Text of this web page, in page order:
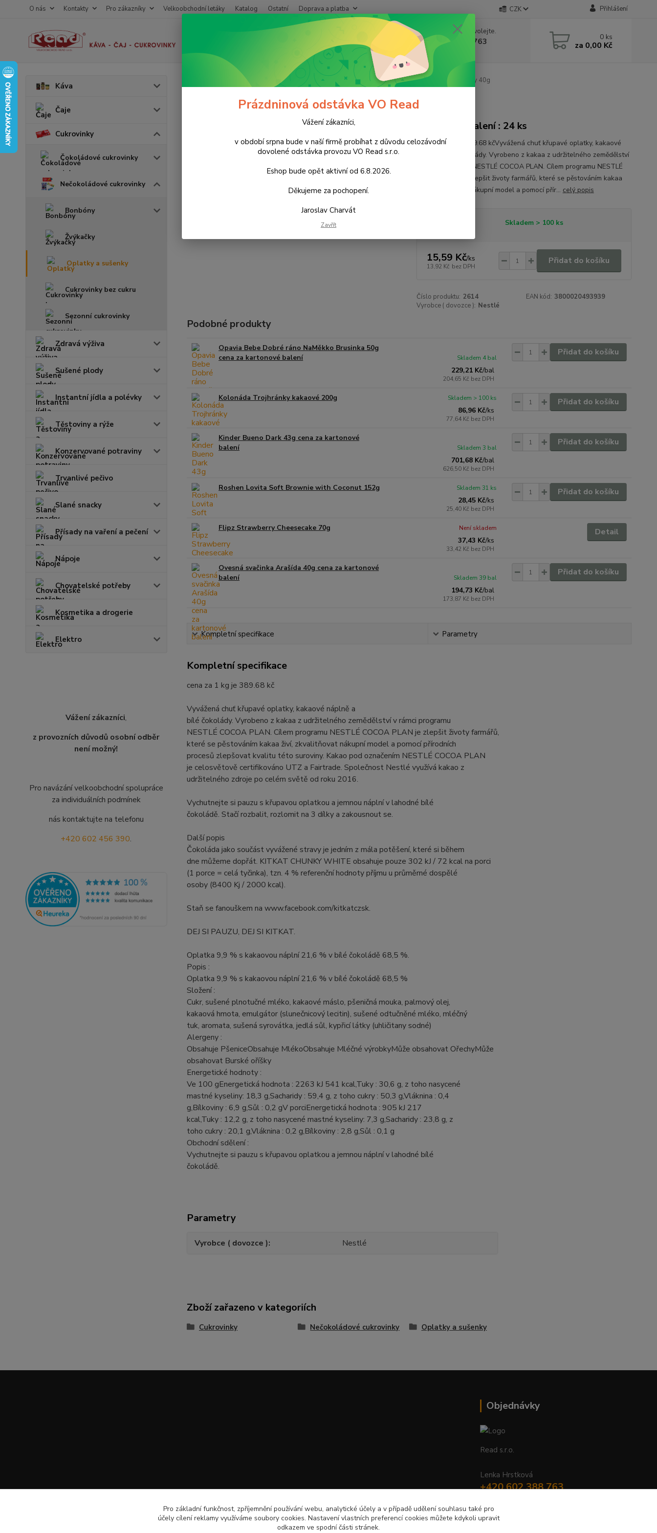
O nás Kontakty Pro zákazníky Velkoobchodní letáky Katalog Ostatní Doprava a platba CZK Přihlášení
Nevíte si rady? Zavolejte.
+420 602 388 763
Po - Pá 8 - 14h
0 ks
za 0,00 Kč
Káva
Čaje
Cukrovinky
Čokoládové cukrovinky
Nečokoládové cukrovinky
Bonbóny
Žvýkačky
Oplatky a sušenky
Cukrovinky bez cukru
Sezonní cukrovinky
Zdravá výživa
Sušené plody
Instantní jídla a polévky
Těstoviny a rýže
Konzervované potraviny
Trvanlivé pečivo
Slané snacky
Přísady na vaření a pečení
Nápoje
Chovatelské potřeby
Kosmetika a drogerie
Elektro
Vážení zákazníci,
z provozních důvodů osobní odběr
není možný!
Pro navázání velkoobchodní spolupráce
za individuálních podmínek
nás kontaktujte na telefonu
+420 602 456 390.
Cukrovinky Nečokoládové cukrovinky Oplatky a sušenky Kit Kat WHITE Chunky 40g
Kit Kat WHITE Chunky 40g
Kartonové balení : 24 ks
cena za 1 kg je 389.68 kčVyvážená chuť křupavé oplatky, kakaové
náplně a bílé čokolády. Vyrobeno z kakaa z udržitelného zemědělství
v rámci programu NESTLÉ COCOA PLAN. Cílem programu NESTLÉ
COCOA PLAN je zlepšit životy farmářů, které se pěstováním kakaa
živí, zkvalitňovat nákupní model a pomocí přír... celý popis
Skladem > 100 ks
15,59 Kč/ks
13,92 Kč bez DPH
Přidat do košíku
Číslo produktu: 2614 EAN kód: 3800020493939
Vyrobce ( dovozce ): Nestlé
Podobné produkty
Opavia Bebe Dobré ráno NaMěkko Brusinka 50g
cena za kartonové balení
229,21 Kč/bal
204,65 Kč bez DPH
Skladem 4 bal
Přidat do košíku
Kolonáda Trojhránky kakaové 200g
86,96 Kč/ks
77,64 Kč bez DPH
Skladem > 100 ks Přidat do košíku
Kinder Bueno Dark 43g cena za kartonové
balení
701,68 Kč/bal
626,50 Kč bez DPH
Skladem 3 bal
Přidat do košíku
Roshen Lovita Soft Brownie with Coconut 152g
28,45 Kč/ks
25,40 Kč bez DPH
Skladem 31 ks Přidat do košíku
Flipz Strawberry Cheesecake 70g
37,43 Kč/ks
33,42 Kč bez DPH
Není skladem Detail
Ovesná svačinka Arašída 40g cena za kartonové
balení
194,73 Kč/bal
173,87 Kč bez DPH
Skladem 39 bal
Přidat do košíku
Kompletní specifikace Parametry
Kompletní specifikace
cena za 1 kg je 389.68 kč
Vyvážená chuť křupavé oplatky, kakaové náplně a
bílé čokolády. Vyrobeno z kakaa z udržitelného zemědělství v rámci programu
NESTLÉ COCOA PLAN. Cílem programu NESTLÉ COCOA PLAN je zlepšit životy farmářů,
které se pěstováním kakaa živí, zkvalitňovat nákupní model a pomocí přírodních
procesů zlepšovat kvalitu této suroviny. Kakao pod označením NESTLÉ COCOA PLAN
je celosvětově certifikováno UTZ a Fairtrade. Společnost Nestlé využívá kakao z
udržitelného zdroje po celém světě od roku 2016.
Vychutnejte si pauzu s křupavou oplatkou a jemnou náplní v lahodné bílé
čokoládě. Stačí rozbalit, rozlomit na 3 dílky a zakousnout se.
Další popis
Čokoláda jako součást vyvážené stravy je jedním z mála potěšení, které si během
dne můžeme dopřát. KITKAT CHUNKY WHITE obsahuje pouze 302 kJ / 72 kcal na porci
(1 porce = celá tyčinka), tzn. 4 % referenční hodnoty příjmu u průměrné dospělé
osoby (8400 Kj / 2000 kcal).
Staň se fanouškem na www.facebook.com/kitkatczsk.
DEJ SI PAUZU, DEJ SI KITKAT.
Oplatka 9,9 % s kakaovou náplní 21,6 % v bílé čokoládě 68,5 %.
Popis :
Oplatka 9,9 % s kakaovou náplní 21,6 % v bílé čokoládě 68,5 %
Složení :
Cukr, sušené plnotučné mléko, kakaové máslo, pšeničná mouka, palmový olej,
kakaová hmota, emulgátor (slunečnicový lecitin), sušené odtučněné mléko, mléčný
tuk, aromata, sušená syrovátka, jedlá sůl, kypřicí látky (uhličitany sodné)
Alergeny :
Obsahuje PšeniceObsahuje MlékoObsahuje Mléčné výrobkyMůže obsahovat OřechyMůže
obsahovat Burské oříšky
Energetické hodnoty :
Ve 100 gEnergetická hodnota : 2263 kJ 541 kcal,Tuky : 30,6 g, z toho nasycené
mastné kyseliny: 18,3 g,Sacharidy : 59,4 g, z toho cukry : 50,3 g,Vláknina : 0,4
g,Bílkoviny : 6,9 g,Sůl : 0,2 gV porciEnergetická hodnota : 905 kJ 217
kcal,Tuky : 12,2 g, z toho nasycené mastné kyseliny: 7,3 g,Sacharidy : 23,8 g, z
toho cukry : 20,1 g,Vláknina : 0,2 g,Bílkoviny : 2,8 g,Sůl : 0,1 g
Obchodní sdělení :
Vychutnejte si pauzu s křupavou oplatkou a jemnou náplní v lahodné bílé
čokoládě.
Parametry
Vyrobce ( dovozce ) Nestlé
Zboží zařazeno v kategoriích
Cukrovinky Nečokoládové cukrovinky Oplatky a sušenky
Objednávky
Read s.r.o.
Lenka Hrstková
+420 602 388 763
objednavky@read.cz
Prázdninová odstávka VO Read
Vážení zákazníci,
v období srpna bude v naší firmě probíhat z důvodu celozávodní
dovolené odstávka provozu VO Read s.r.o.
Eshop bude opět aktivní od 6.8.2026.
Děkujeme za pochopení.
Jaroslav Charvát
Zavřít
Pro základní funkčnost, zpříjemnění používání webu, analytické účely a v případě udělení souhlasu také pro
účely cílení reklamy využíváme soubory cookies. Nastavení vlastních preferencí cookies můžete kdykoli upravit
odkazem ve spodní části stránek.